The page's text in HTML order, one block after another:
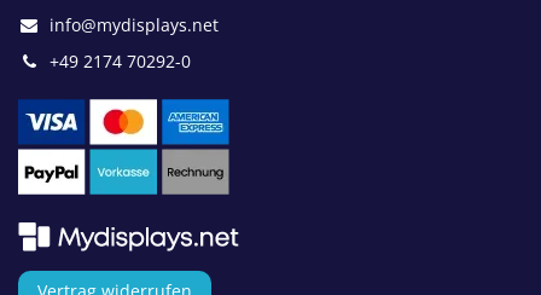
info@mydisplays.net
+49 2174 70292-0